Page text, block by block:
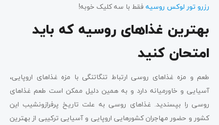
رزرو تور لوکس روسیه فقط با سه کلیک خوبه!
بهترین غذاهای روسیه که باید
امتحان کنید
طعم و مزه غذاهای روسی ارتباط تنگاتنگی با مزه غذاهای اروپایی،
آسیایی و خاورمیانه دارد و به همین دلیل ممکن است طعم غذاهای
روسی را بپسندید. غذاهای روسی به علت تاریخ پرفرازونشیب این
کشور و حضور مهاجران کشورهایی اروپایی و آسیایی ترکیبی از بهترین